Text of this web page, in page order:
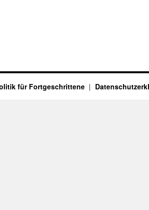
für Fortgeschrittene